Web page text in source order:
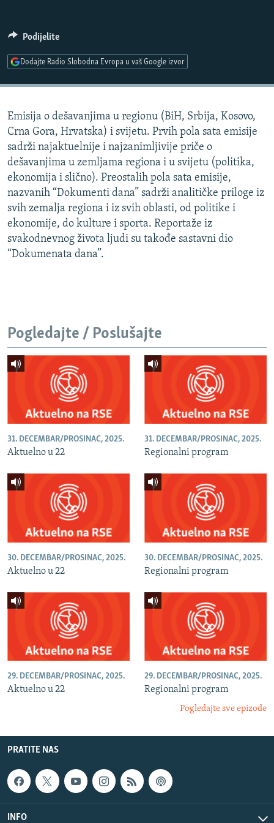
DNEVNO@RSE
SPECIJALI RSE
POPLAVE I KLIZIŠTA U BIH 2024.
TV LIBERTY
POST SCRIPTUM
MOJA EVROPA
TRI DECENIJE OD RATA U BIH
SVE KARTE DEJTONA
NASTANAK I RASPAD JUGOSLAVIJE
PRATITE NAS
Sve RFE/RL stranice
Podijelite
Dodajte Radio Slobodna Evropa u vaš Google izvor
Emisija o dešavanjima u regionu (BiH, Srbija, Kosovo,
Crna Gora, Hrvatska) i svijetu. Prvih pola sata emisije
sadrži najaktuelnije i najzanimljivije priče o
dešavanjima u zemljama regiona i u svijetu (politika,
ekonomija i slično). Preostalih pola sata emisije,
nazvanih “Dokumenti dana” sadrži analitičke priloge iz
svih zemalja regiona i iz svih oblasti, od politike i
ekonomije, do kulture i sporta. Reportaže iz
svakodnevnog života ljudi su takođe sastavni dio
“Dokumenata dana”.
Pogledajte / Poslušajte
31. DECEMBAR/PROSINAC, 2025.
Aktuelno u 22
31. DECEMBAR/PROSINAC, 2025.
Regionalni program
30. DECEMBAR/PROSINAC, 2025.
Aktuelno u 22
30. DECEMBAR/PROSINAC, 2025.
Regionalni program
29. DECEMBAR/PROSINAC, 2025.
Aktuelno u 22
29. DECEMBAR/PROSINAC, 2025.
Regionalni program
Pogledajte sve epizode
PRATITE NAS
INFO